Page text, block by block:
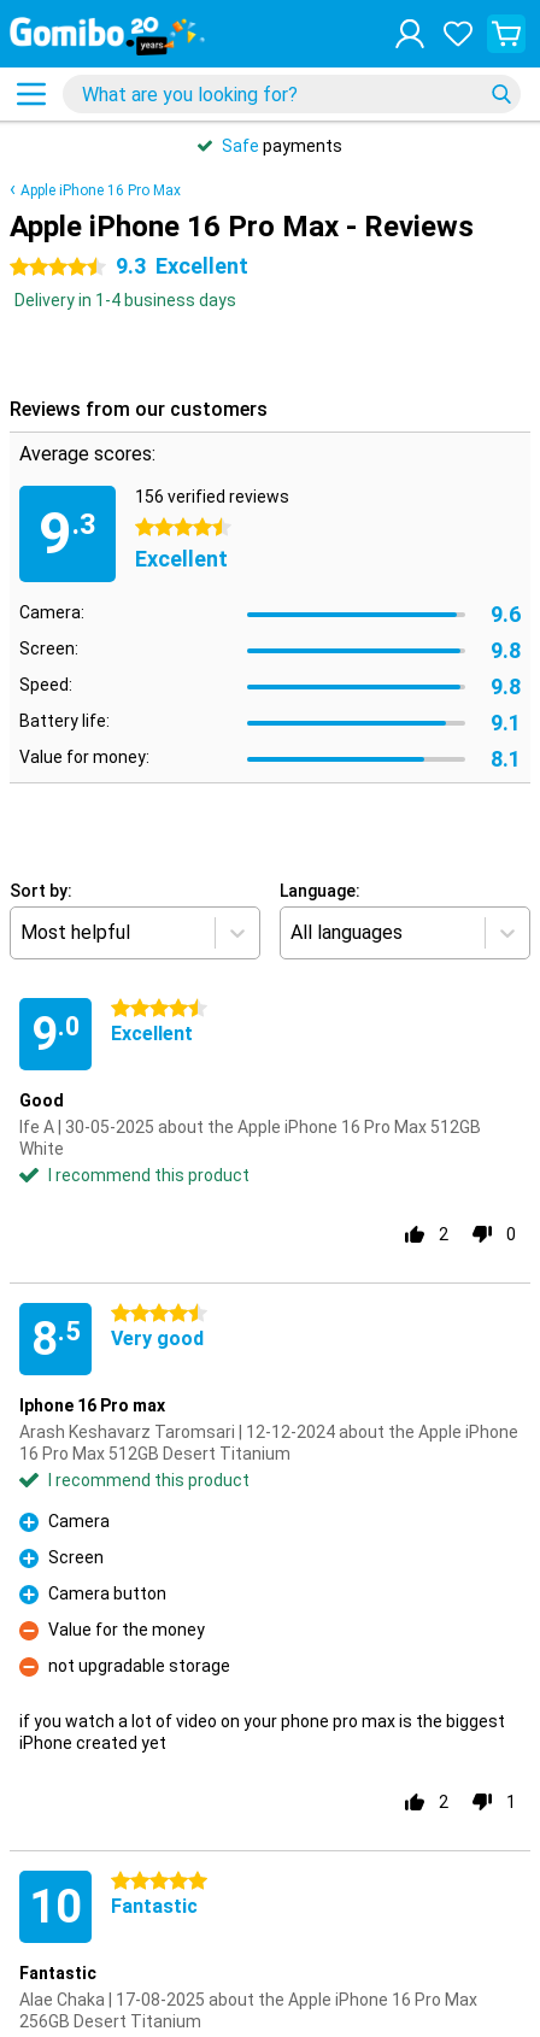
Safe payments
Apple iPhone 16 Pro Max
Apple iPhone 16 Pro Max - Reviews
4.5 stars 9.3 Excellent
Delivery in 1-4 business days
Reviews from our customers
Average scores:
9.3
156 verified reviews
4.5 stars
Excellent
Camera: 9.6
Screen: 9.8
Speed: 9.8
Battery life: 9.1
Value for money: 8.1
Sort by:
Most helpful
Language:
All languages
9.0
4.5 stars
Excellent
Good
Ife A | 30-05-2025 about the Apple iPhone 16 Pro Max 512GB
White
I recommend this product
2 0
8.5
4.5 stars
Very good
Iphone 16 Pro max
Arash Keshavarz Taromsari | 12-12-2024 about the Apple iPhone
16 Pro Max 512GB Desert Titanium
I recommend this product
Pro
Camera
Pro
Screen
Pro
Camera button
Con
Value for the money
Con
not upgradable storage
if you watch a lot of video on your phone pro max is the biggest
iPhone created yet
2 1
10 5 stars
Fantastic
Fantastic
Alae Chaka | 17-08-2025 about the Apple iPhone 16 Pro Max
256GB Desert Titanium